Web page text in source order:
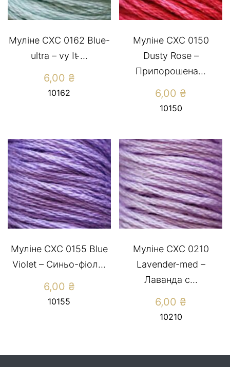
Муліне СХС 0162 Blue-
ultra – vy It ̵...
6,00 ₴
10162
Муліне CXC 0150
Dusty Rose –
Припорошена...
6,00 ₴
10150
Муліне СХС 0155 Blue
Violet – Синьо-фіол...
6,00 ₴
10155
Муліне СХС 0210
Lavender-med –
Лаванда с...
6,00 ₴
10210